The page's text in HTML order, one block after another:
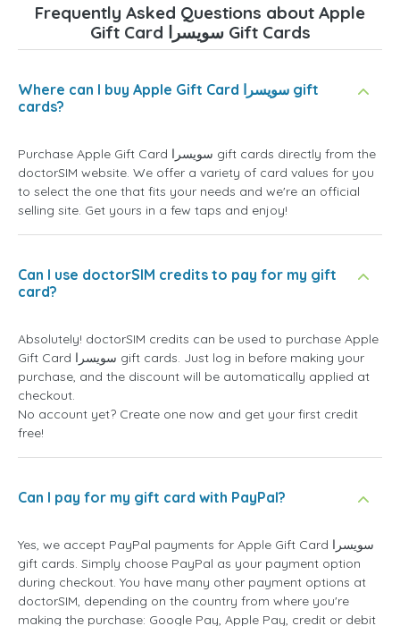
Frequently Asked Questions about Apple
Gift Card سويسرا Gift Cards
Where can I buy Apple Gift Card سويسرا gift
cards?
Purchase Apple Gift Card سويسرا gift cards directly from the
doctorSIM website. We offer a variety of card values for you
to select the one that fits your needs and we're an official
selling site. Get yours in a few taps and enjoy!
Can I use doctorSIM credits to pay for my gift
card?
Absolutely! doctorSIM credits can be used to purchase Apple
Gift Card سويسرا gift cards. Just log in before making your
purchase, and the discount will be automatically applied at
checkout.
No account yet? Create one now and get your first credit
free!
Can I pay for my gift card with PayPal?
Yes, we accept PayPal payments for Apple Gift Card سويسرا
gift cards. Simply choose PayPal as your payment option
during checkout. You have many other payment options at
doctorSIM, depending on the country from where you're
making the purchase: Google Pay, Apple Pay, credit or debit